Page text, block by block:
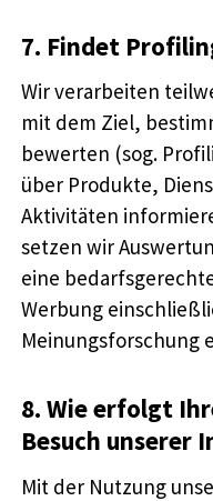
7. Findet
Wir verarbeiten
mit dem Ziel,
bewerten (sog.
über Produkte,
Aktivitäten
setzen wir
eine
Werbung
Meinungsforschung
8. Wie erfolgt
Besuch unserer
Mit der Nutzung